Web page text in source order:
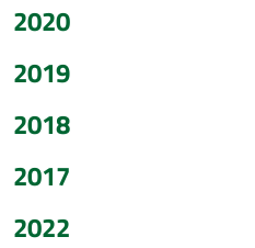
2020
2019
2018
2017
2022